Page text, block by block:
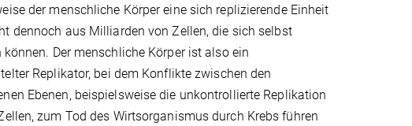
der menschliche Körper eine sich replizierende Einheit
dennoch aus Milliarden von Zellen, die sich selbst
können. Der menschliche Körper ist also ein
Replikator, bei dem Konflikte zwischen den
Ebenen, beispielsweise die unkontrollierte Replikation
zum Tod des Wirtsorganismus durch Krebs führen